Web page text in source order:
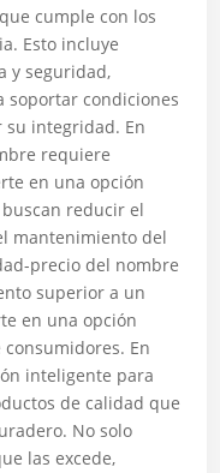
cumple con los
Esto incluye
y seguridad,
soportar condiciones
su integridad. En
requiere
en una opción
reducir el
mantenimiento del
precio del nombre
superior a un
en una opción
En
inteligente para
de calidad que
No solo
las excede,